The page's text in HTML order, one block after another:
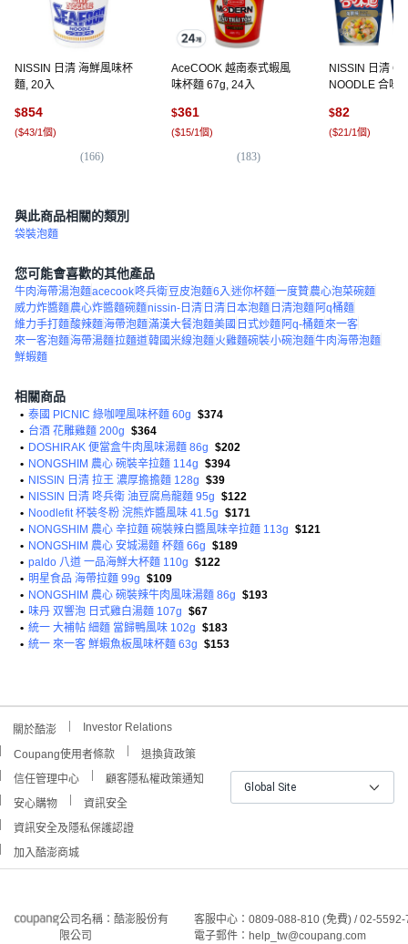
NISSIN 日清 海鮮風味杯
麵, 20入
$854
($43/1個)
(166)
AceCOOK 越南泰式蝦風
味杯麵 67g, 24入
$361
($15/1個)
(183)
NISSIN 日清
NOODLE 合味
$82
($21/1個)
與此商品相關的類別
袋裝泡麵
您可能會喜歡的其他產品
牛肉海帶湯泡麵acecook咚兵衛 豆皮泡麵6入迷你杯麵一度贊農心泡菜碗麵
威力炸醬麵農心炸醬麵碗麵nissin-日清 日清 日本泡麵 日清泡麵 阿q桶麵
維力手打麵酸辣麵海帶泡麵滿漢大餐泡麵美國 日式炒麵 阿q-桶麵來一客
來一客泡麵海帶湯麵拉麵道韓國米線泡麵火雞麵碗裝小碗泡麵牛肉海帶泡麵
鮮蝦麵
相關商品
• 泰國 PICNIC 綠咖哩風味杯麵 60g $374
• 台酒 花雕雞麵 200g $364
• DOSHIRAK 便當盒牛肉風味湯麵 86g $202
• NONGSHIM 農心 碗裝辛拉麵 114g $394
• NISSIN 日清 拉王 濃厚擔擔麵 128g $39
• NISSIN 日清 咚兵衛 油豆腐烏龍麵 95g $122
• Noodlefit 杯裝冬粉 浣熊炸醬風味 41.5g $171
• NONGSHIM 農心 辛拉麵 碗裝辣白醬風味辛拉麵 113g $121
• NONGSHIM 農心 安城湯麵 杯麵 66g $189
• paldo 八道 一品海鮮大杯麵 110g $122
• 明星食品 海帶拉麵 99g $109
• NONGSHIM 農心 碗裝辣牛肉風味湯麵 86g $193
• 味丹 双響泡 日式雞白湯麵 107g $67
• 統一 大補帖 細麵 當歸鴨風味 102g $183
• 統一 來一客 鮮蝦魚板風味杯麵 63g $153
關於酷澎 Investor Relations
Coupang使用者條款
退換貨政策
信任管理中心
顧客隱私權政策通知
安心購物
資訊安全
資訊安全及隱私保護認證
加入酷澎商城
Global Site
公司名稱：酷澎股份有
限公司
客服中心：0809-088-810 (免費) / 02-
電子郵件：help_tw@coupang.com